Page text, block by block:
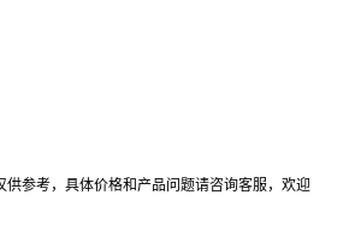
供参考，具体价格和产品问题请咨询客服，欢迎